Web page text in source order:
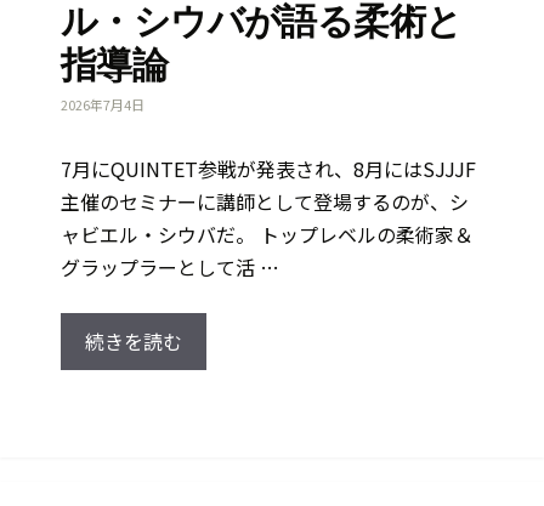
ル・シウバが語る柔術と
指導論
2026年7月4日
7月にQUINTET参戦が発表され、8月にはSJJJF
主催のセミナーに講師として登場するのが、シ
ャビエル・シウバだ。 トップレベルの柔術家＆
グラップラーとして活 …
続きを読む